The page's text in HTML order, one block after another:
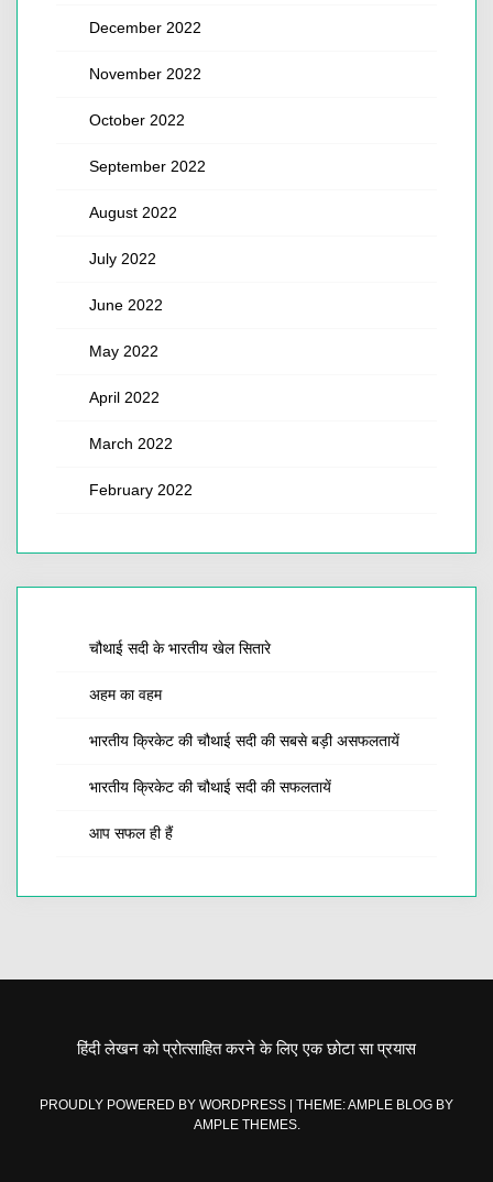
December 2022
November 2022
October 2022
September 2022
August 2022
July 2022
June 2022
May 2022
April 2022
March 2022
February 2022
चौथाई सदी के भारतीय खेल सितारे
अहम का वहम
भारतीय क्रिकेट की चौथाई सदी की सबसे बड़ी असफलतायें
भारतीय क्रिकेट की चौथाई सदी की सफलतायें
आप सफल ही हैं
हिंदी लेखन को प्रोत्साहित करने के लिए एक छोटा सा प्रयास
PROUDLY POWERED BY WORDPRESS
THEME: AMPLE BLOG BY
AMPLE THEMES.